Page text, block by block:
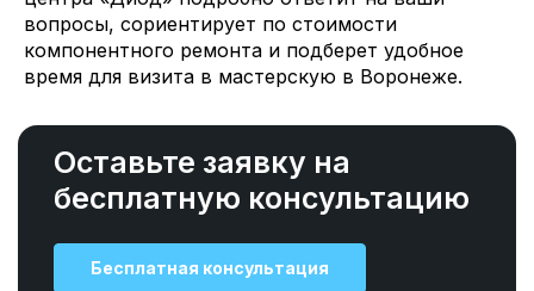
вопросы, сориентирует по стоимости
компонентного ремонта и подберет удобное
время для визита в мастерскую в Воронеже.
Оставьте заявку на
бесплатную консультацию
Бесплатная консультация